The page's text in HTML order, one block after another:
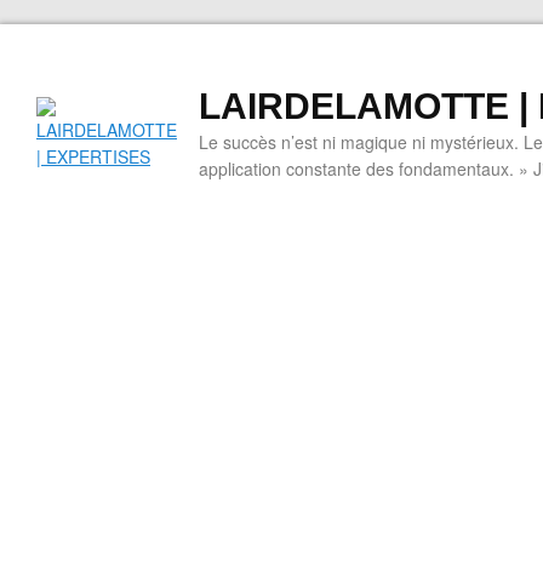
LAIRDELAMOTTE |
Le succès n’est ni magique ni mystérieux.
application constante des fondamentaux. »